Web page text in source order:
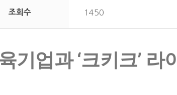
조회수 1450
기업과 ‘크키크’ 라